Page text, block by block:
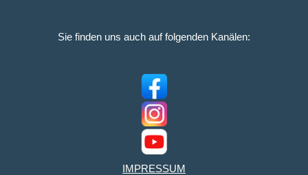
Sie finden uns auch auf folgenden Kanälen:
IMPRESSUM